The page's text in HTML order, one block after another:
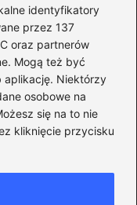
identyfikatory
przez 137
oraz partnerów
Mogą też być
Niektórzy
osobowe na
się na to nie
kliknięcie przycisku
na
ustawy o